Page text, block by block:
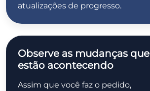
atualizações de progresso.
Observe as mudanças que
estão acontecendo
Assim que você faz o pedido,